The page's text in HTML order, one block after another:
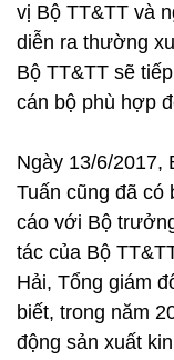
vị Bộ TT&TT và
diễn ra thường
Bộ TT&TT sẽ
cán bộ phù hợp
Ngày 13/6/2017,
Tuấn cũng đã có
cáo với Bộ
tác của Bộ
Hải, Tổng giám
biết, trong năm
động sản xuất